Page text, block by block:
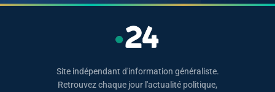
Site indépendant d'information généraliste.
Retrouvez chaque jour l'actualité politique,